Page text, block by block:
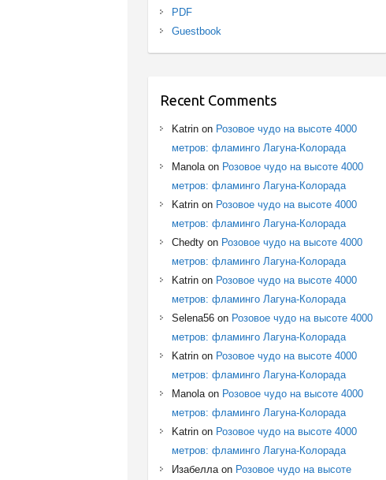
PDF
Guestbook
Recent Comments
Katrin on Розовое чудо на высоте 4000
метров: фламинго Лагуна-Колорада
Manola on Розовое чудо на высоте 4000
метров: фламинго Лагуна-Колорада
Katrin on Розовое чудо на высоте 4000
метров: фламинго Лагуна-Колорада
Chedty on Розовое чудо на высоте 4000
метров: фламинго Лагуна-Колорада
Katrin on Розовое чудо на высоте 4000
метров: фламинго Лагуна-Колорада
Selena56 on Розовое чудо на высоте 4000
метров: фламинго Лагуна-Колорада
Katrin on Розовое чудо на высоте 4000
метров: фламинго Лагуна-Колорада
Manola on Розовое чудо на высоте 4000
метров: фламинго Лагуна-Колорада
Katrin on Розовое чудо на высоте 4000
метров: фламинго Лагуна-Колорада
Изабелла on Розовое чудо на высоте